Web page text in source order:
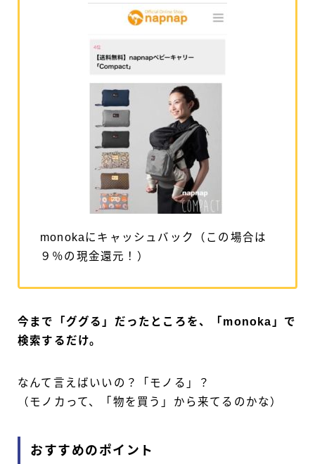
monokaにキャッシュバック（この場合は
９％の現金還元！）
今まで「ググる」だったところを、「monoka」で
検索するだけ。
なんて言えばいいの？「モノる」？
（モノカって、「物を買う」から来てるのかな）
おすすめのポイント